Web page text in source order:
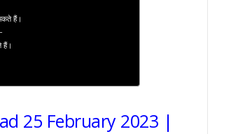
हैं।
हैं।
25 February 2023 |